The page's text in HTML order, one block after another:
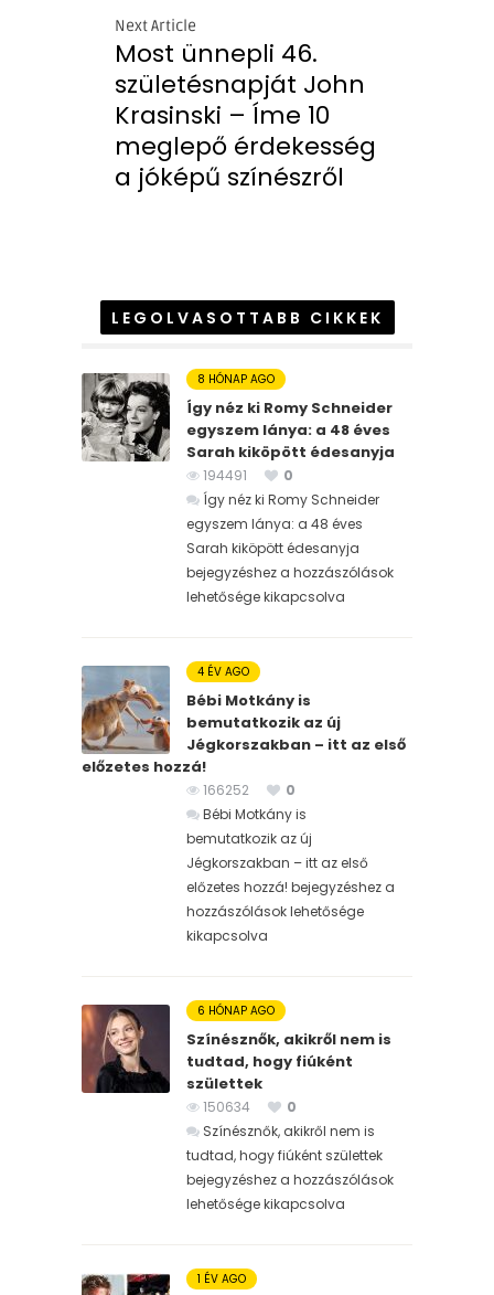
Next Article
Most ünnepli 46.
születésnapját John
Krasinski – Íme 10
meglepő érdekesség
a jóképű színészről
LEGOLVASOTTABB CIKKEK
8 HÓNAP AGO
Így néz ki Romy Schneider
egyszem lánya: a 48 éves
Sarah kiköpött édesanyja
194491
0
Így néz ki Romy Schneider
egyszem lánya: a 48 éves
Sarah kiköpött édesanyja
bejegyzéshez a hozzászólások
lehetősége kikapcsolva
4 ÉV AGO
Bébi Motkány is
bemutatkozik az új
Jégkorszakban – itt az első
előzetes hozzá!
166252
0
Bébi Motkány is
bemutatkozik az új
Jégkorszakban – itt az első
előzetes hozzá! bejegyzéshez a
hozzászólások lehetősége
kikapcsolva
6 HÓNAP AGO
Színésznők, akikről nem is
tudtad, hogy fiúként
születtek
150634
0
Színésznők, akikről nem is
tudtad, hogy fiúként születtek
bejegyzéshez a hozzászólások
lehetősége kikapcsolva
1 ÉV AGO